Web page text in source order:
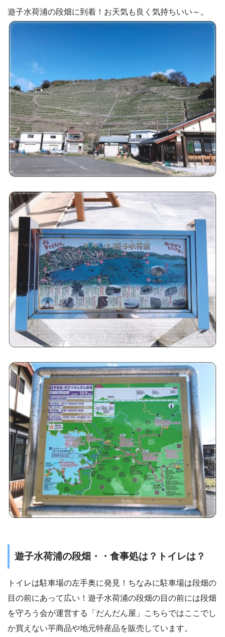
遊子水荷浦の段畑に到着！お天気も良く気持ちいい～。
遊子水荷浦の段畑・・食事処は？トイレは？
トイレは駐車場の左手奥に発見！ちなみに駐車場は段畑の
目の前にあって広い！遊子水荷浦の段畑の目の前には段畑
を守ろう会が運営する「だんだん屋」こちらではここでし
か買えない芋商品や地元特産品を販売しています。